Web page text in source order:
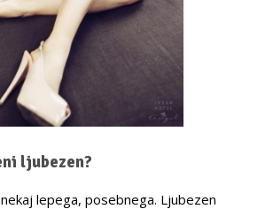
ljubezen?
lepega, posebnega. Ljubezen